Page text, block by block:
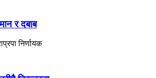
र दबाब
निर्णायक